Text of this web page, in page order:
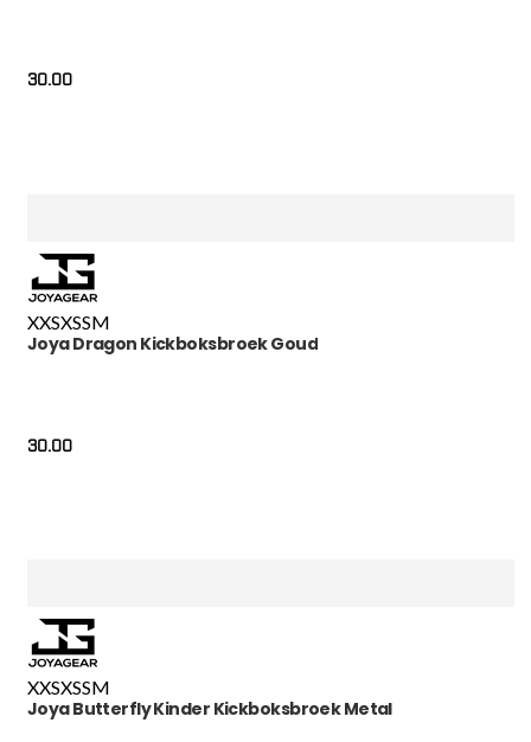
30.00
XXSXSSM
Joya Dragon Kickboksbroek Goud
30.00
XXSXSSM
Joya Butterfly Kinder Kickboksbroek Metal